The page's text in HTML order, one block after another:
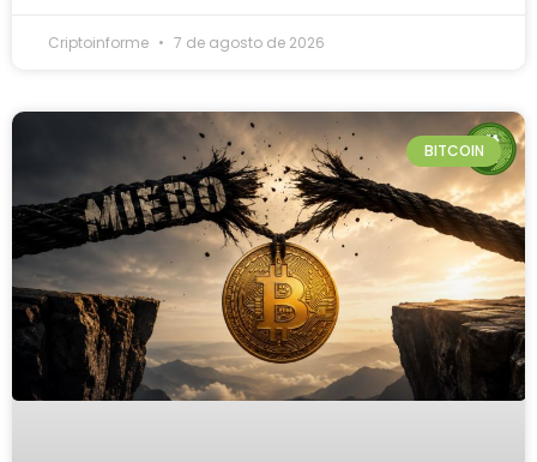
Criptoinforme 7 de agosto de 2026
BITCOIN